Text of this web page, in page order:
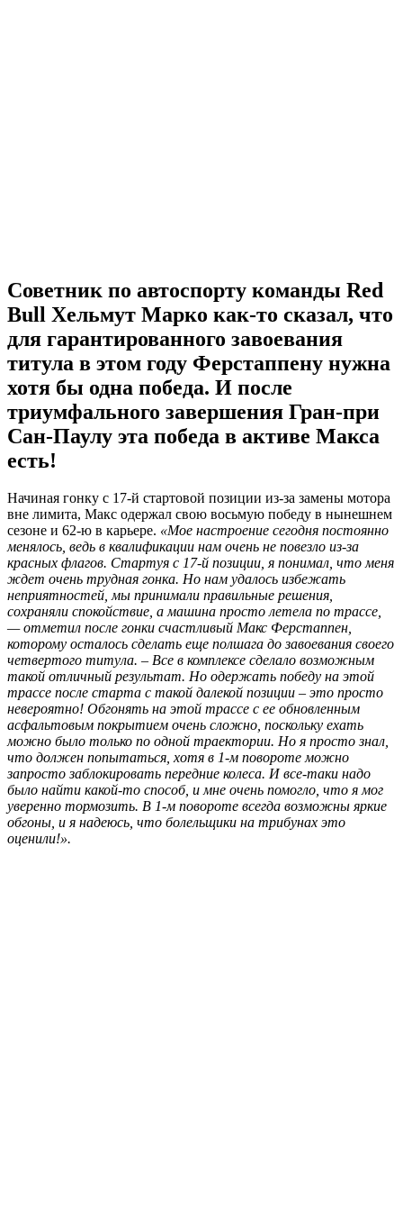
Советник по автоспорту команды Red
Bull Хельмут Марко как-то сказал, что
для гарантированного завоевания
титула в этом году Ферстаппену нужна
хотя бы одна победа. И после
триумфального завершения Гран-при
Сан-Паулу эта победа в активе Макса
есть!
Начиная гонку с 17-й стартовой позиции из-за замены мотора
вне лимита, Макс одержал свою восьмую победу в нынешнем
сезоне и 62-ю в карьере. «Мое настроение сегодня постоянно
менялось, ведь в квалификации нам очень не повезло из-за
красных флагов. Стартуя с 17-й позиции, я понимал, что меня
ждет очень трудная гонка. Но нам удалось избежать
неприятностей, мы принимали правильные решения,
сохраняли спокойствие, а машина просто летела по трассе,
— отметил после гонки счастливый Макс Ферстаппен,
которому осталось сделать еще полшага до завоевания своего
четвертого титула. – Все в комплексе сделало возможным
такой отличный результат. Но одержать победу на этой
трассе после старта с такой далекой позиции – это просто
невероятно! Обгонять на этой трассе с ее обновленным
асфальтовым покрытием очень сложно, поскольку ехать
можно было только по одной траектории. Но я просто знал,
что должен попытаться, хотя в 1-м повороте можно
запросто заблокировать передние колеса. И все-таки надо
было найти какой-то способ, и мне очень помогло, что я мог
уверенно тормозить. В 1-м повороте всегда возможны яркие
обгоны, и я надеюсь, что болельщики на трибунах это
оценили!».